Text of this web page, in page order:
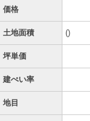
価格
土地面積 ()
坪単価
建ぺい率
地目